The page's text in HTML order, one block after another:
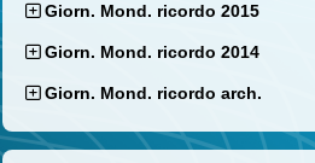
Giorn. Mond. ricordo 2015
Giorn. Mond. ricordo 2014
Giorn. Mond. ricordo arch.